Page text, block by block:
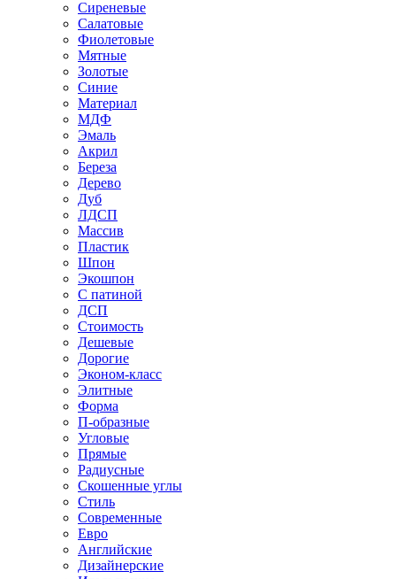
Сиреневые
Салатовые
Фиолетовые
Мятные
Золотые
Синие
Материал
МДФ
Эмаль
Акрил
Береза
Дерево
Дуб
ЛДСП
Массив
Пластик
Шпон
Экошпон
С патиной
ДСП
Стоимость
Дешевые
Дорогие
Эконом-класс
Элитные
Форма
П-образные
Угловые
Прямые
Радиусные
Скошенные углы
Стиль
Современные
Евро
Английские
Дизайнерские